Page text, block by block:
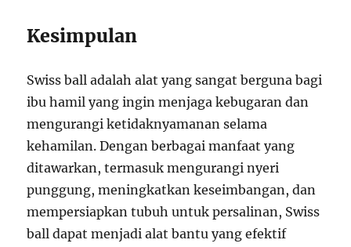
Kesimpulan
Swiss ball adalah alat yang sangat berguna bagi
ibu hamil yang ingin menjaga kebugaran dan
mengurangi ketidaknyamanan selama
kehamilan. Dengan berbagai manfaat yang
ditawarkan, termasuk mengurangi nyeri
punggung, meningkatkan keseimbangan, dan
mempersiapkan tubuh untuk persalinan, Swiss
ball dapat menjadi alat bantu yang efektif